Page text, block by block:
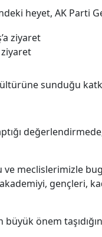
heyet, AK Parti
ziyaret
sunduğu
ve meclislerimizle
gençleri,
önem